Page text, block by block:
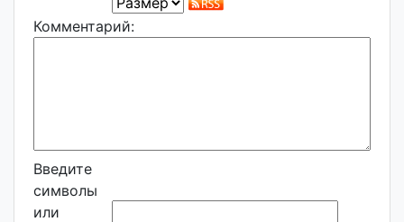
Комментарий:
Введите
символы
или